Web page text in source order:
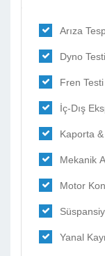
Arıza
Dyno
Fren Testi
İç-Dış
Kaporta
Mekanik
Motor
Yanal